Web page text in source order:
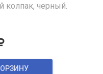
колпак, черный.